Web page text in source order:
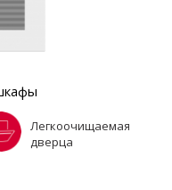
Легкоочищаемая
дверца